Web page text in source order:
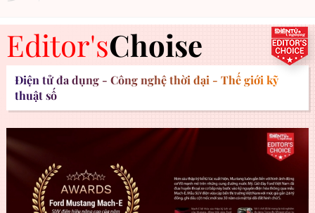
Editor'sChoise
Điện tử đa dụng - Công nghệ thời đại - Thế giới kỹ
thuật số